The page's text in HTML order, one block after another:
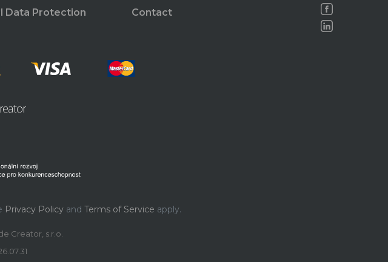
Data Protection
Contact
Privacy Policyand Terms of Service apply.
Creator, s.r.o.